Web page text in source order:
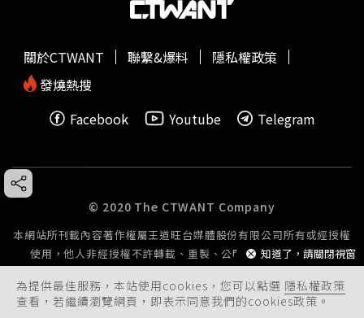
為提供最佳服務，本站使用cookies，您可以點選 隱私權政策
查看，若繼續瀏覽網頁，即表示同意我們的cookies政策。
知道了，請關閉視窗
關於CTWANT 聯繫&爆料
隱私權政策
發燒熱搜
Facebook
Youtube Telegram
© 2020 The CTWANT Company
本網站所刊載內容著作權屬王道旺台媒體股份有限公司所有或經授權
使用，他人非經授權不許轉載、重製、公開播送或公開傳輸。